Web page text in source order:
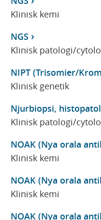
Klinisk kemi
NGS
Klinisk patologi/
NIPT (Trisomier/
Klinisk genetik
Njurbiopsi,
Klinisk patologi/
NOAK (Nya orala
Klinisk kemi
NOAK (Nya orala
Klinisk kemi
NOAK (Nya orala